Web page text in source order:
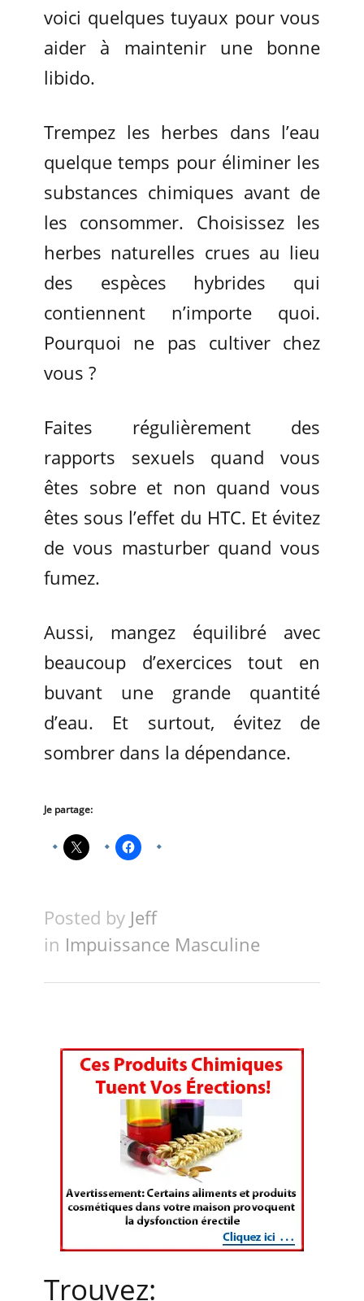
voici quelques tuyaux pour vous
aider à maintenir une bonne
libido.
Trempez les herbes dans l’eau
quelque temps pour éliminer les
substances chimiques avant de
les consommer. Choisissez les
herbes naturelles crues au lieu
des espèces hybrides qui
contiennent n’importe quoi.
Pourquoi ne pas cultiver chez
vous ?
Faites régulièrement des
rapports sexuels quand vous
êtes sobre et non quand vous
êtes sous l’effet du HTC. Et évitez
de vous masturber quand vous
fumez.
Aussi, mangez équilibré avec
beaucoup d’exercices tout en
buvant une grande quantité
d’eau. Et surtout, évitez de
sombrer dans la dépendance.
Je partage:
Posted by Jeff
in Impuissance Masculine
Trouvez: